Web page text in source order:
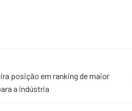
posição em ranking de maior
a indústria